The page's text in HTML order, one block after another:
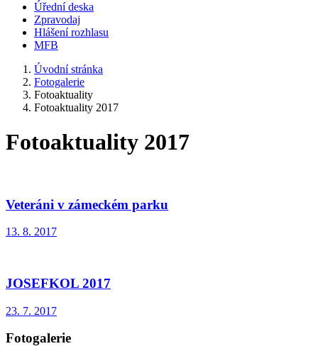
Úřední deska
Zpravodaj
Hlášení rozhlasu
MFB
Úvodní stránka
Fotogalerie
Fotoaktuality
Fotoaktuality 2017
Fotoaktuality 2017
Veteráni v zámeckém parku
13. 8. 2017
JOSEFKOL 2017
23. 7. 2017
Fotogalerie